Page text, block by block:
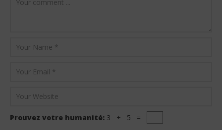
Prouvez votre humanité: 3 + 5 =